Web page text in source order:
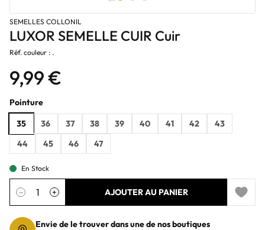
SEMELLES COLLONIL
LUXOR SEMELLE CUIR Cuir
Réf. couleur : .
9,99 €
Pointure
35
36 37 38 39 40 41 42
43
44
45 46 47
En Stock
Quantité
− + AJOUTER AU PANIER
Add to
Envie de le trouver dans une de nos boutiques